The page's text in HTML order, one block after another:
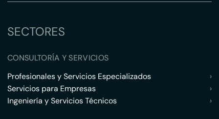
SECTORES
CONSULTORÍA Y SERVICIOS
Profesionales y Servicios Especializados
›
Servicios para Empresas
›
Ingeniería y Servicios Técnicos
›